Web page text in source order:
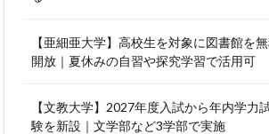
【亜細亜大学】高校生を対象に図書館を
開放｜夏休みの自習や探究学習で活用可
【文教大学】2027年度入試から年内学力
験を新設｜文学部など3学部で実施